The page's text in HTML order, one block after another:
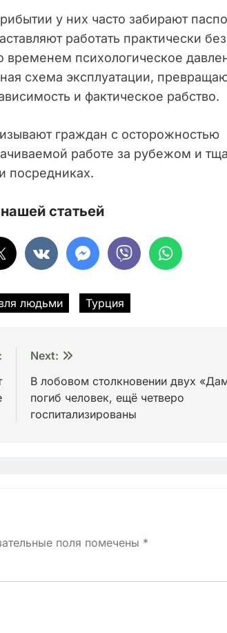
у них часто забирают
работать практически
временем психологическое
схема эксплуатации,
и фактическое рабство.
граждан с осторожностью
работе за рубежом и
посредниках.
статьей
людьми Турция
Next:
В лобовом столкновении двух
погиб человек, ещё четверо
госпитализированы
поля помечены *